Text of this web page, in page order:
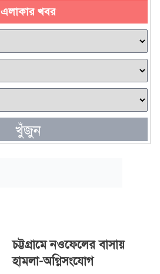
এলাকার খবর
খুঁজুন
চট্টগ্রামে নওফেলের বাসায়
হামলা-অগ্নিসংযোগ